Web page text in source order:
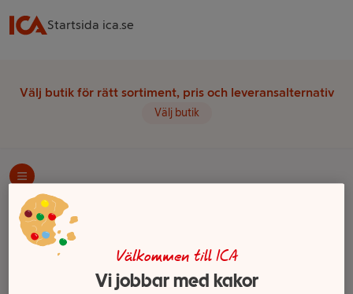
Startsida ica.se
Välj butik för rätt sortiment, pris och leveransalternativ
Välj butik
Startsida Mejeri & Ost
Ett exempel på onlinesortiment visas.
Välkommen till ICA
Vi jobbar med kakor